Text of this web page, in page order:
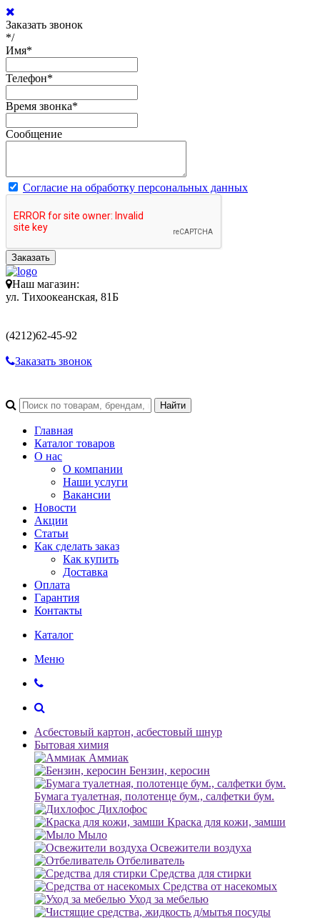
Заказать звонок
*/
Имя*
Телефон*
Время звонка*
Сообщение
Согласие на обработку персональных данных
Заказать
Наш магазин:
ул. Тихоокеанская, 81Б
(4212)62-45-92
Заказать звонок
Главная
Каталог товаров
О нас
О компании
Наши услуги
Вакансии
Новости
Акции
Статьи
Как сделать заказ
Как купить
Доставка
Оплата
Гарантия
Контакты
Каталог
Меню
Асбестовый картон, асбестовый шнур
Бытовая химия
Аммиак
Бензин, керосин
Бумага туалетная, полотенце бум., салфетки бум.
Дихлофос
Краска для кожи, замши
Мыло
Освежители воздуха
Отбеливатель
Средства для стирки
Средства от насекомых
Уход за мебелью